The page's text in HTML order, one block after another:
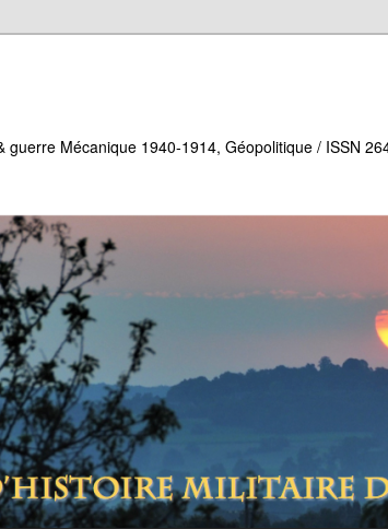
guerre Mécanique 1940-1914, Géopolitique / ISSN